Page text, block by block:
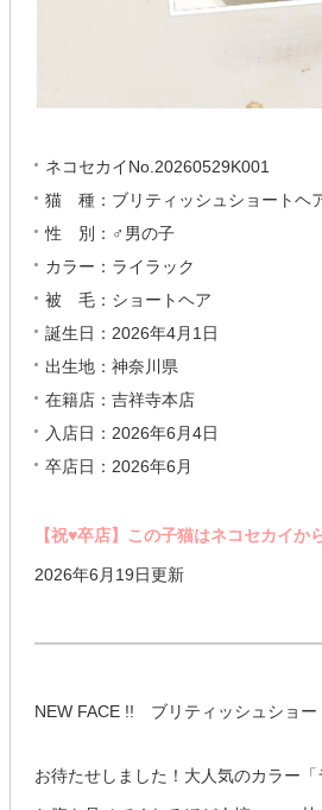
ネコセカイNo.20260529K001
猫 種：ブリティッシュショートヘ
性 別：♂男の子
カラー：ライラック
被 毛：ショートヘア
誕生日：2026年4月1日
出生地：神奈川県
在籍店：吉祥寺本店
入店日：2026年6月4日
卒店日：2026年6月
【祝♥︎卒店】この子猫はネコセカイか
2026年6月19日更新
NEW FACE !! ブリティッシュショー
お待たせしました！大人気のカラー